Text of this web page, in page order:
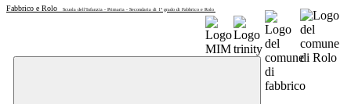
Fabbrico e Rolo
Scuola dell'Infanzia - Primaria - Secondaria di 1° grado di Fabbrico e Rolo